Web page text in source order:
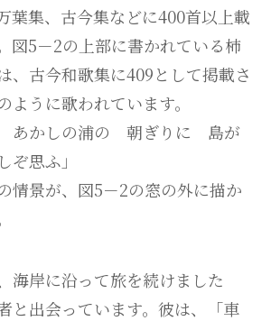
葉集、古今集などに400首以上載
図5－2の上部に書かれている柿
、古今和歌集に409として掲載さ
ように歌われています。
あかしの浦の 朝ぎりに 島が
思ふ」
情景が、図5－2の窓の外に描か
海岸に沿って旅を続けました
と出会っています。彼は、「車